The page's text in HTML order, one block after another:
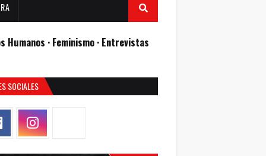
Humanos · Feminismo · Entrevistas
SOCIALES